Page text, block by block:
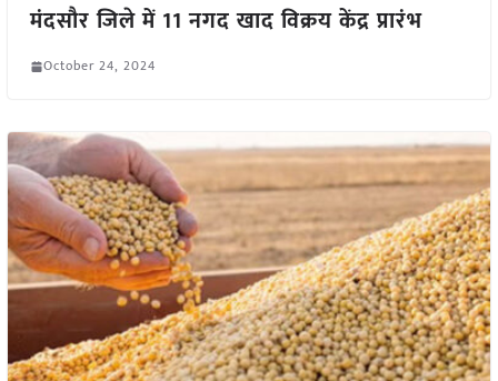
मंदसौर जिले में 11 नगद खाद विक्रय केंद्र प्रारंभ
October 24, 2024